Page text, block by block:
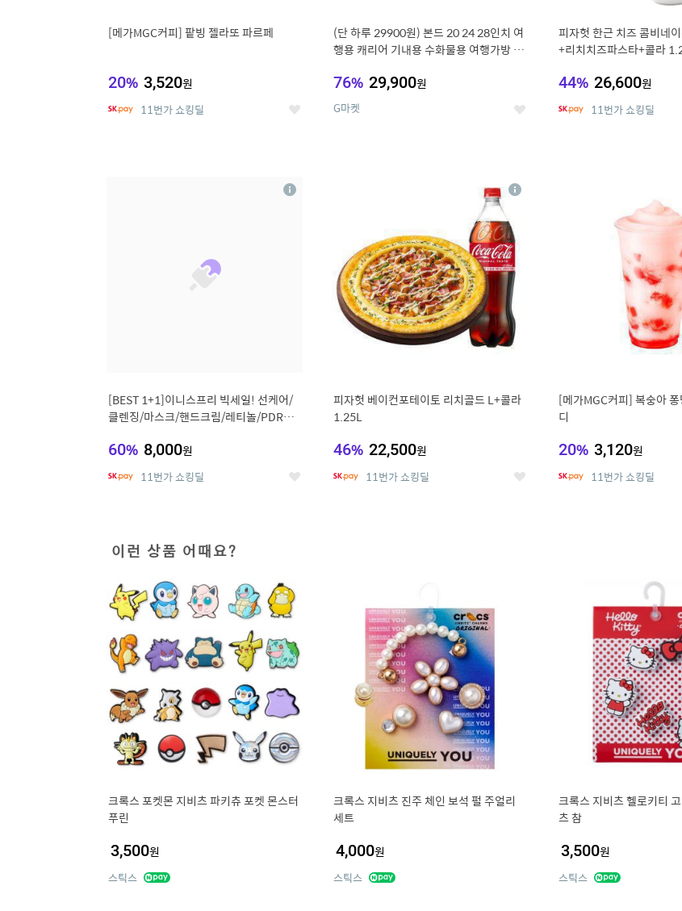
[메가MGC커피] 팥빙 젤라또 파르페
20% 3,520원
11번가 쇼킹딜 좋
(단 하루 29900원) 본드 20 24 28인치 여
행용 캐리어 기내용 수화물용 여행가방 케
76% 29,900원
G마켓 좋
피자헛 한근 치즈 콤비네
+리치치즈파스타+콜라
44% 26,600원
11번가 쇼킹딜
[BEST 1+1]이니스프리 빅세일! 선케어/
클렌징/마스크/핸드크림/레티놀/PDRN/
60% 8,000원
11번가 쇼킹딜 좋
상
피자헛 베이컨포테이토 리치골드 L+콜라
1.25L
46% 22,500원
11번가 쇼킹딜 좋
상
[메가MGC커피] 복숭아
디
20% 3,120원
11번가 쇼킹딜
이런 상품 어때요?
크록스 포켓몬 지비츠 파키츄 포켓 몬스터
푸린
3,500원
스틱스
크록스 지비츠 진주 체인 보석 펄 주얼리
세트
4,000원
스틱스
크록스 지비츠 헬로키티
츠 참
3,500원
스틱스